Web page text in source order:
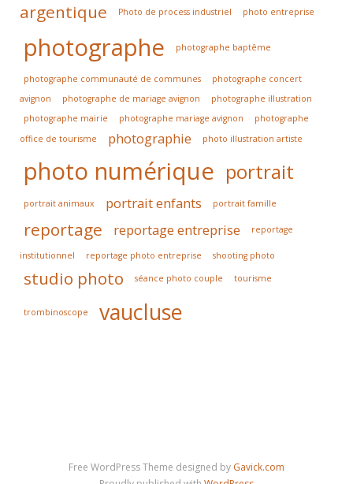
argentique
Photo de process industriel photo entreprise
photographe photographe baptême
photographe communauté de communes
photographe concert
avignon
photographe de mariage avignon
photographe illustration
photographe mairie
photographe mariage avignon
photographe
office de tourisme
photographie photo illustration artiste
photo numérique portrait
portrait animaux portrait enfants portrait famille
reportage reportage entreprise reportage
institutionnel reportage photo entreprise shooting photo
studio photo séance photo couple tourisme
trombinoscope vaucluse
Free WordPress Theme designed by Gavick.com